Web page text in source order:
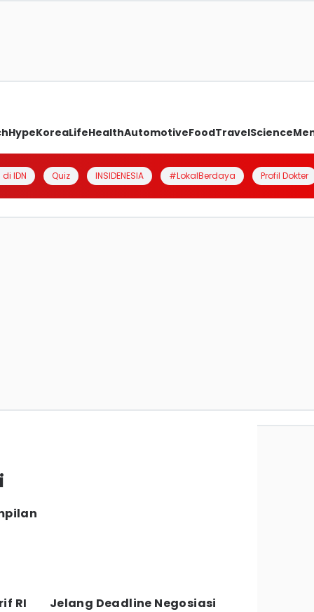
HypeKoreaLifeHealthAutomotiveFoodTravelScience
IDN Quiz INSIDENESIA #LokalBerdaya Profil Dokter
RI
Jelang Deadline Negosiasi